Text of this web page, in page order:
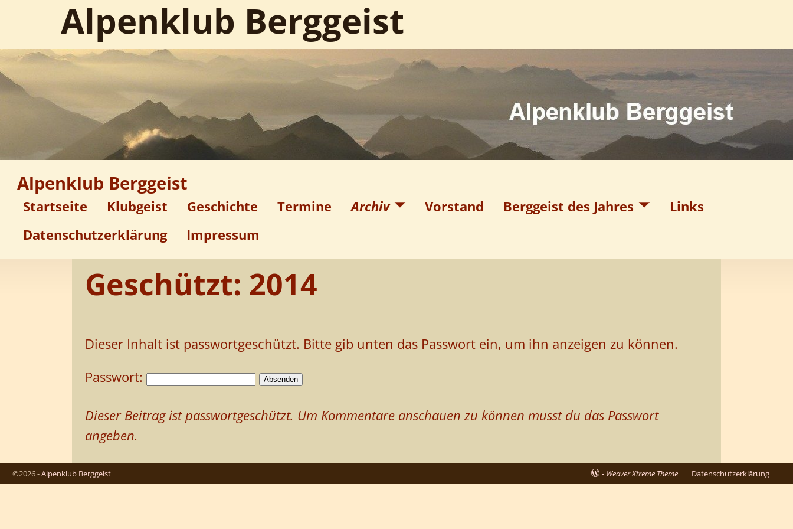
Alpenklub Berggeist
Alpenklub Berggeist
Startseite Klubgeist Geschichte Termine Archiv Vorstand Berggeist des Jahres
Links
Datenschutzerklärung
Impressum
Geschützt: 2014
Dieser Inhalt ist passwortgeschützt. Bitte gib unten das Passwort ein, um ihn anzeigen zu können.
Passwort:
Dieser Beitrag ist passwortgeschützt. Um Kommentare anschauen zu können musst du das Passwort
angeben.
©2026 -Alpenklub Berggeist - Weaver Xtreme Theme Datenschutzerklärung